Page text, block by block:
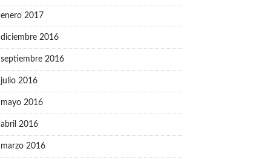
enero 2017
diciembre 2016
septiembre 2016
julio 2016
mayo 2016
abril 2016
marzo 2016